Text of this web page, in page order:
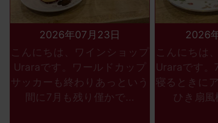
2026年07月23日
こんにちは、ワインショップ
Uraraです。ワールドカップ
サッカーも終わりあっという
間に7月も残り僅かで...
2026
こんにちは
Uraraです。
寝るときに
ひき扇